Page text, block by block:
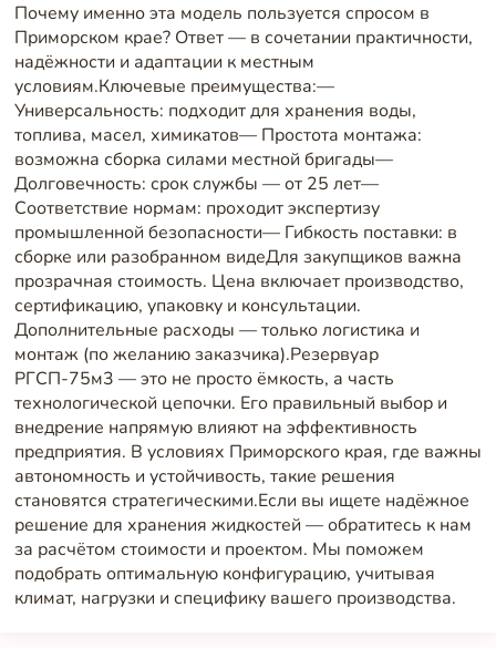
Почему именно эта модель пользуется спросом в
Приморском крае? Ответ — в сочетании практичности,
надёжности и адаптации к местным
условиям.Ключевые преимущества:—
Универсальность: подходит для хранения воды,
топлива, масел, химикатов— Простота монтажа:
возможна сборка силами местной бригады—
Долговечность: срок службы — от 25 лет—
Соответствие нормам: проходит экспертизу
промышленной безопасности— Гибкость поставки: в
сборке или разобранном видеДля закупщиков важна
прозрачная стоимость. Цена включает производство,
сертификацию, упаковку и консультации.
Дополнительные расходы — только логистика и
монтаж (по желанию заказчика).Резервуар
РГСП-75м3 — это не просто ёмкость, а часть
технологической цепочки. Его правильный выбор и
внедрение напрямую влияют на эффективность
предприятия. В условиях Приморского края, где важны
автономность и устойчивость, такие решения
становятся стратегическими.Если вы ищете надёжное
решение для хранения жидкостей — обратитесь к нам
за расчётом стоимости и проектом. Мы поможем
подобрать оптимальную конфигурацию, учитывая
климат, нагрузки и специфику вашего производства.